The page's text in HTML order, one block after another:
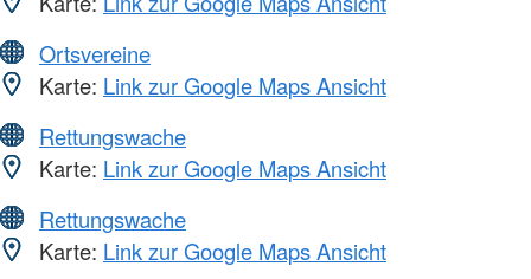
Ortsvereine
Karte: Link zur Google Maps Ansicht
Rettungswache
Karte: Link zur Google Maps Ansicht
Rettungswache
Karte: Link zur Google Maps Ansicht